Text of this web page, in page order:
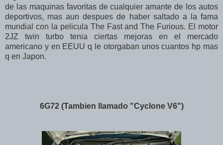
de las maquinas favoritas de cualquier amante de los autos
deportivos, mas aun despues de haber saltado a la fama
mundial con la pelicula The Fast and The Furious. El motor
2JZ twin turbo tenia ciertas mejoras en el mercado
americano y en EEUU q le otorgaban unos cuantos hp mas
q en Japon.
6G72 (Tambien llamado "Cyclone V6")